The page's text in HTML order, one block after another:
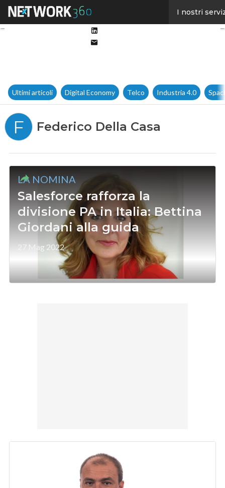
I nostri
Ultimi articoli Digital Economy Telco Industria 4.0
F Federico Della Casa
LA NOMINA
Salesforce rafforza la
divisione PA in Italia: Bettina
Giordani alla guida
27 Mag 2022